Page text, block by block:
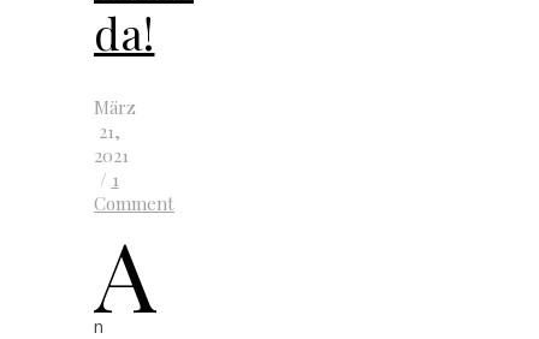
da!
März
21,
2021
/ 1
Comment
A
n